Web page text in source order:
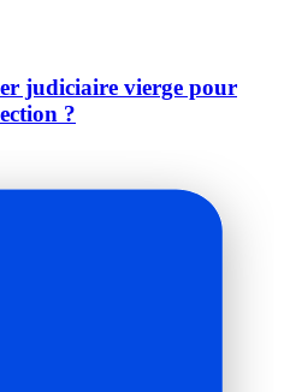
judiciaire vierge pour
?